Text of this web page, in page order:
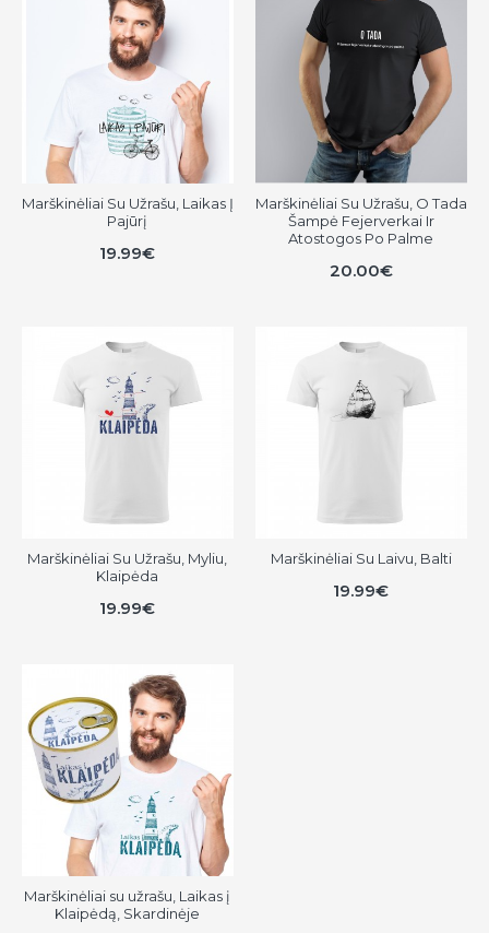
Marškinėliai Su Užrašu, Laikas Į
Pajūrį
19.99€
Marškinėliai Su Užrašu, O Tada
Šampė Fejerverkai Ir
Atostogos Po Palme
20.00€
Marškinėliai Su Užrašu, Myliu,
Klaipėda
19.99€
Marškinėliai Su Laivu, Balti
19.99€
Marškinėliai su užrašu, Laikas į
Klaipėdą, Skardinėje